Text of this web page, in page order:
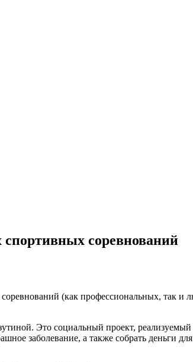
соревнований
(как профессиональных, так и
Это социальный проект,
заболевание, а также собрать деньги